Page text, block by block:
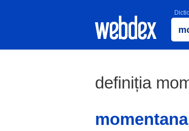
definiția
momentana